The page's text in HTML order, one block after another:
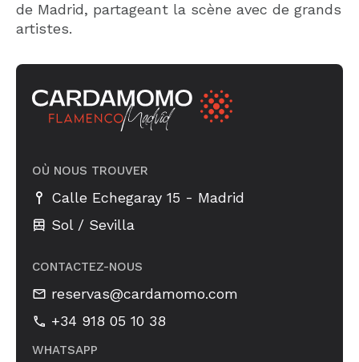
de Madrid, partageant la scène avec de grands
artistes.
OÙ NOUS TROUVER
Calle Echegaray 15 - Madrid
Sol / Sevilla
CONTACTEZ-NOUS
reservas@cardamomo.com
+34 918 05 10 38
WHATSAPP